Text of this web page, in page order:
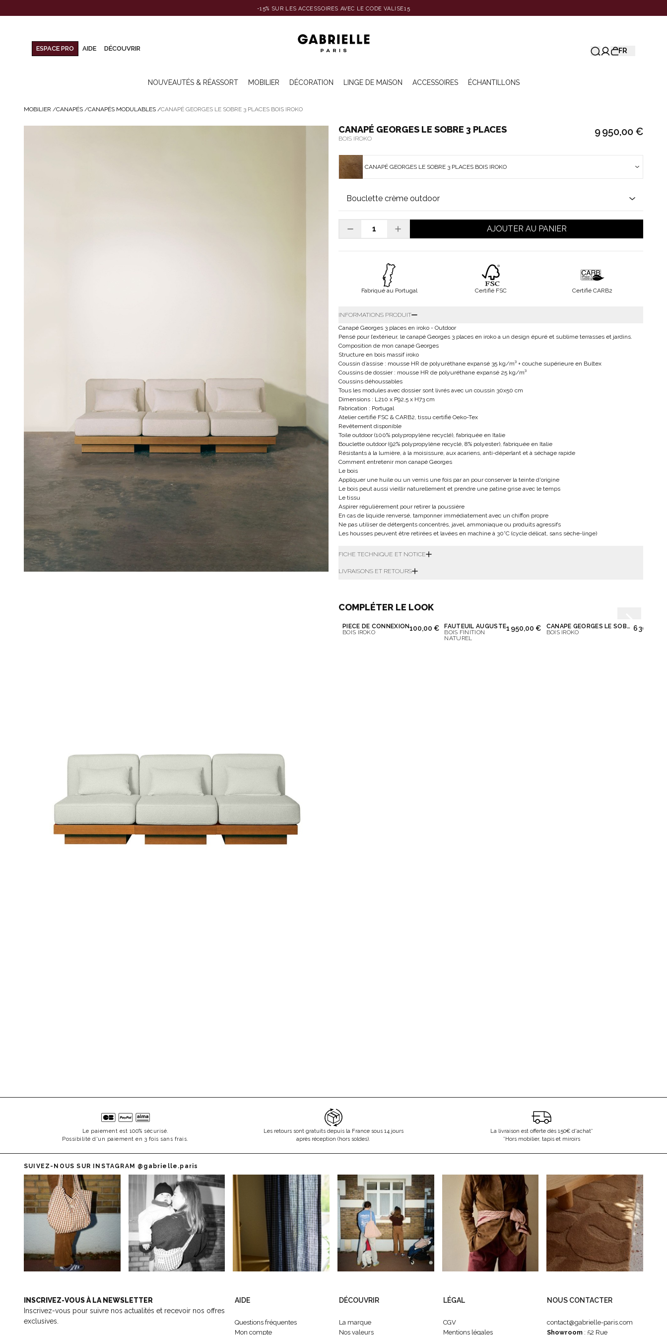
-15% SUR LES ACCESSOIRES AVEC LE CODE VALISE15
ESPACE PRO AIDE DÉCOUVRIR FR
NOUVEAUTÉS & RÉASSORT MOBILIER DÉCORATION LINGE DE MAISON ACCESSOIRES ÉCHANTILLONS
MOBILIER /CANAPÉS /CANAPÉS MODULABLES /CANAPÉ GEORGES LE SOBRE 3 PLACES BOIS IROKO
CANAPÉ GEORGES LE SOBRE 3 PLACES
BOIS IROKO
9 950,00 €
CANAPÉ GEORGES LE SOBRE 3 PLACES BOIS IROKO
AJOUTER AU PANIER
Fabriqué au Portugal Certifié FSC Certifié CARB2
INFORMATIONS PRODUIT
Canapé Georges 3 places en iroko - Outdoor
Pensé pour l’extérieur, le canapé Georges 3 places en iroko a un design épuré et sublime terrasses et jardins.
Composition de mon canapé Georges
Structure en bois massif iroko
Coussin d’assise : mousse HR de polyuréthane expansé 35 kg/m³ + couche supérieure en Bultex
Coussins de dossier : mousse HR de polyuréthane expansé 25 kg/m³
Coussins déhoussables
Tous les modules avec dossier sont livrés avec un coussin 30x50 cm
Dimensions : L210 x P92,5 x H73 cm
Fabrication : Portugal
Atelier certifié FSC & CARB2, tissu certifié Oeko-Tex
Revêtement disponible
Toile outdoor (100% polypropylène recyclé), fabriquée en Italie
Bouclette outdoor (92% polypropylène recyclé, 8% polyester), fabriquée en Italie
Résistants à la lumière, à la moisissure, aux acariens, anti-déperlant et à séchage rapide
Comment entretenir mon canapé Georges
Le bois
Appliquer une huile ou un vernis une fois par an pour conserver la teinte d'origine
Le bois peut aussi vieillir naturellement et prendre une patine grise avec le temps
Le tissu
Aspirer régulièrement pour retirer la poussière
En cas de liquide renversé, tamponner immédiatement avec un chiffon propre
Ne pas utiliser de détergents concentrés, javel, ammoniaque ou produits agressifs
Les housses peuvent être retirées et lavées en machine à 30°C (cycle délicat, sans sèche-linge)
FICHE TECHNIQUE ET NOTICE
LIVRAISONS ET RETOURS
COMPLÉTER LE LOOK
PIÈCE DE CONNEXION
BOIS IROKO
100,00 €
FAUTEUIL AUGUSTE
BOIS FINITION
NATUREL
1 950,00 €
CANAPÉ GEORGES LE SOBRE 2 PLACES
BOIS IROKO
6 300,00
Le paiement est 100% sécurisé.
Possibilité d'un paiement en 3 fois sans frais.
Les retours sont gratuits depuis la France sous 14 jours
après réception (hors soldes).
La livraison est offerte dès 150€ d'achat*
*Hors mobilier, tapis et miroirs
SUIVEZ-NOUS SUR INSTAGRAM @gabrielle.paris
INSCRIVEZ-VOUS À LA NEWSLETTER
Inscrivez-vous pour suivre nos actualités et recevoir nos offres
exclusives.
AIDE
Questions fréquentes
Mon compte
DÉCOUVRIR
La marque
Nos valeurs
LÉGAL
CGV
Mentions légales
NOUS CONTACTER
contact@gabrielle-paris.com
Showroom : 52 Rue